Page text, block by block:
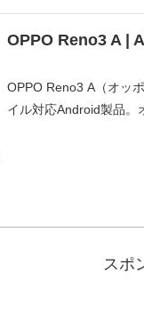
OPPO Reno3 A |
OPPO Reno3 A（オッ
イル対応Android製品。
スポ